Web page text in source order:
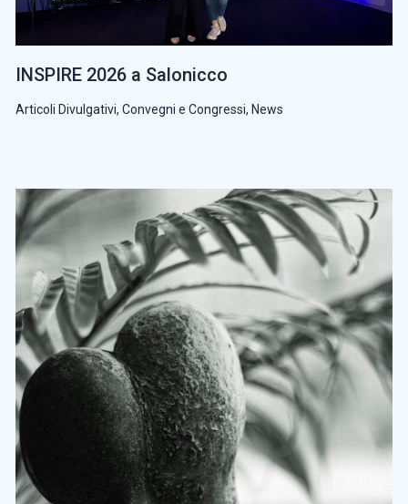
INSPIRE 2026 a Salonicco
Articoli Divulgativi, Convegni e Congressi, News